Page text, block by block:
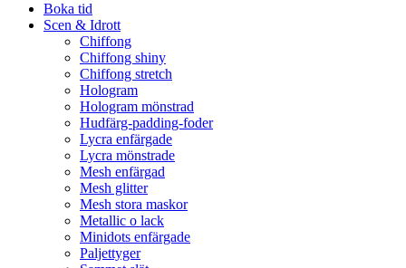
Boka tid
Scen & Idrott
Chiffong
Chiffong shiny
Chiffong stretch
Hologram
Hologram mönstrad
Hudfärg-padding-foder
Lycra enfärgade
Lycra mönstrade
Mesh enfärgad
Mesh glitter
Mesh stora maskor
Metallic o lack
Minidots enfärgade
Paljettyger